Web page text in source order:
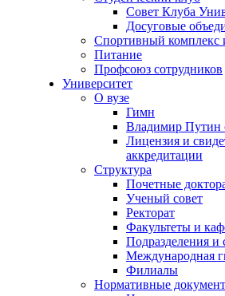
Совет Клуба
Досуговые
Спортивный комплекс
Питание
Профсоюз сотрудников
Университет
О вузе
Гимн
Владимир
Лицензия и
аккредитации
Структура
Почетные
Ученый совет
Ректорат
Факультеты и
Подразделения и
Международная
Филиалы
Нормативные